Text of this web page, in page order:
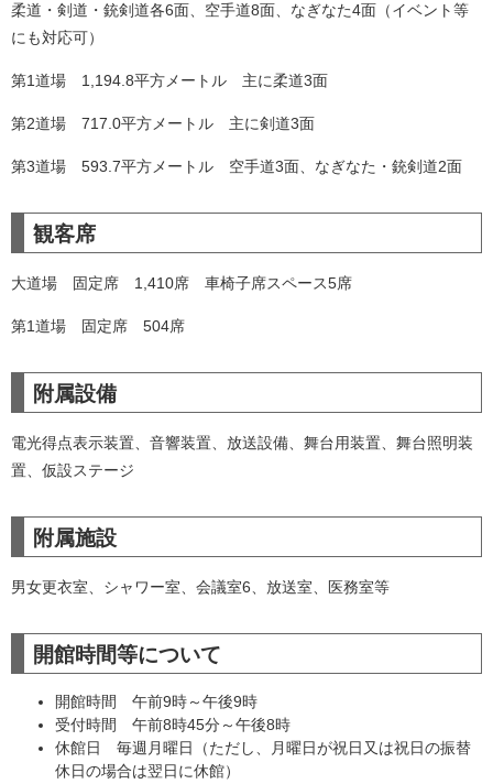
柔道・剣道・銃剣道各6面、空手道8面、なぎなた4面（イベント等
にも対応可）
第1道場 1,194.8平方メートル 主に柔道3面
第2道場 717.0平方メートル 主に剣道3面
第3道場 593.7平方メートル 空手道3面、なぎなた・銃剣道2面
観客席
大道場 固定席 1,410席 車椅子席スペース5席
第1道場 固定席 504席
附属設備
電光得点表示装置、音響装置、放送設備、舞台用装置、舞台照明装
置、仮設ステージ
附属施設
男女更衣室、シャワー室、会議室6、放送室、医務室等
開館時間等について
開館時間 午前9時～午後9時
受付時間 午前8時45分～午後8時
休館日 毎週月曜日（ただし、月曜日が祝日又は祝日の振替
休日の場合は翌日に休館）